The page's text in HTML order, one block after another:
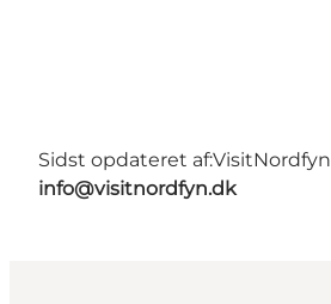
Sidst opdateret af:VisitNordfyn
info@visitnordfyn.dk